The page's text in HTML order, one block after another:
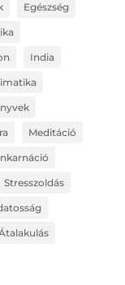
Egészség
India
Meditáció
Stresszoldás